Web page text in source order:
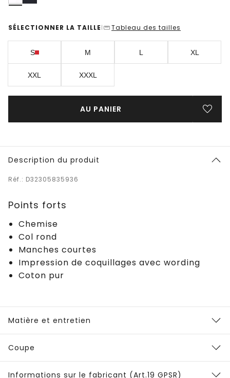
SÉLECTIONNER LA TAILLE | Tableau des tailles
S M L XL
XXL XXXL
AU PANIER
Description du produit
Réf.: D32305835936
Points forts
Chemise
Col rond
Manches courtes
Impression de coquillages avec wording
Coton pur
Matière et entretien
Coupe
Informations sur le fabricant (Art.19 GPSR)